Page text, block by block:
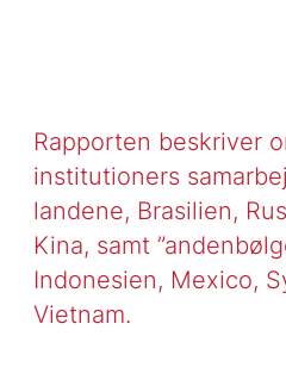
Rapporten beskriver
institutioners
landene, Brasilien,
Kina, samt
Indonesien, Mexico,
Vietnam.